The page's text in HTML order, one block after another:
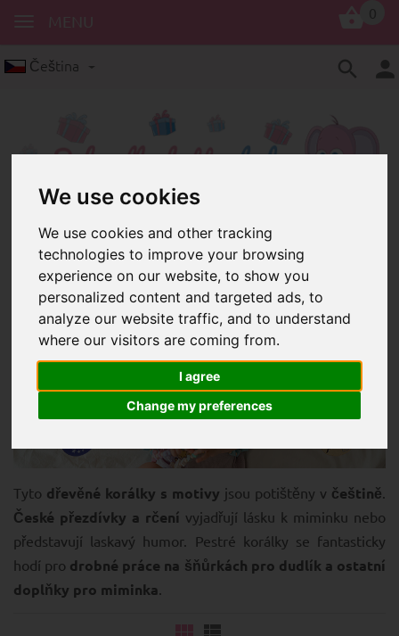
We use cookies
We use cookies and other tracking
technologies to improve your browsing
experience on our website, to show you
personalized content and targeted ads, to
analyze our website traffic, and to understand
where our visitors are coming from.
I agree
Change my preferences
Čeština
Korálky s motivem Český
Pestré dřevěné korálky s motivy a
potištěné českými rčeními a
přezdívkami
Tyto dřevěné korálky s motivy jsou potištěny v češtině
České přezdívky a rčení vyjadřují lásku k miminku nebo
představují laskavý humor. Pestré korálky se fantasticky
hodí pro drobné práce na šňůrkách pro dudlík a ostatní
doplňky pro miminka